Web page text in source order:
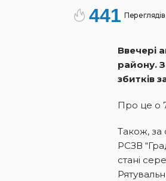
441 Переглядів
Ввечері
району.
збитків
Про це о
Також, за
РСЗВ
стані